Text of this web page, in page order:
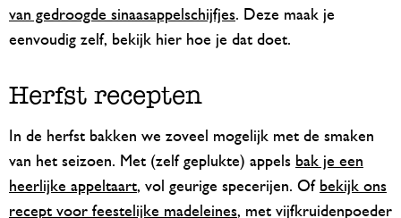
van gedroogde sinaasappelschijfjes. Deze maak je
eenvoudig zelf, bekijk hier hoe je dat doet.
Herfst recepten
In de herfst bakken we zoveel mogelijk met de smaken
van het seizoen. Met (zelf geplukte) appels bak je een
heerlijke appeltaart, vol geurige specerijen. Of bekijk ons
recept voor feestelijke madeleines, met vijfkruidenpoeder